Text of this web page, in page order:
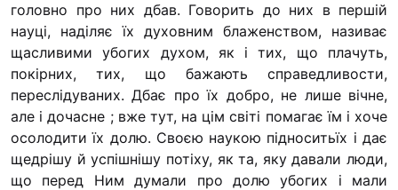
Як допомогти
Ми помолимося
З рук в руки
Підтримати
Юричко
“#Усинови_ТИ”
головно про них дбав. Говорить до них в першій
науці, наділяє їх духовним блаженством, називає
щасливими убогих духом, як і тих, що плачуть,
покірних, тих, що бажають справедливости,
переслідуваних. Дбає про їх добро, не лише вічне,
але і дочасне ; вже тут, на цім світі помагає їм і хоче
осолодити їх долю. Своєю наукою підноситьїх і дає
щедрішу й успішнішу потіху, як та, яку давали люди,
що перед Ним думали про долю убогих і мали